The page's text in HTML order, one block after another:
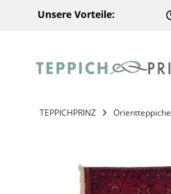
Unsere Vorteile:
TEPPICHPRINZ Orientteppiche